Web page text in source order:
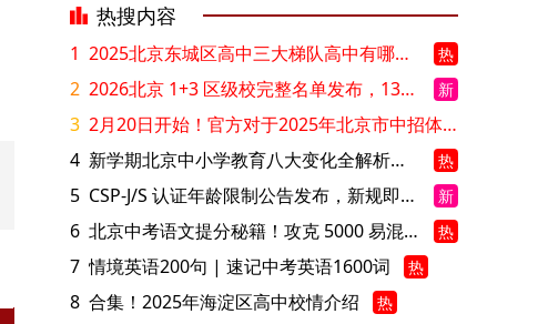
热搜内容
1 2025北京东城区高中三大梯队高中有哪些？录取分数线是多少？ 热
2 2026北京 1+3 区级校完整名单发布，13549 个名额该如何规划报考？ 新
3
2月20日开始！官方对于2025年北京市中招体检问题解答！
4
新学期北京中小学教育八大变化全解析：学位、政策、教学等方面迎新变革 热
5 CSP-J/S 认证年龄限制公告发布，新规即日起实施！ 新
6 北京中考语文提分秘籍！攻克 5000 易混易错字 热
7 情境英语200句 | 速记中考英语1600词 热
8 合集！2025年海淀区高中校情介绍 热